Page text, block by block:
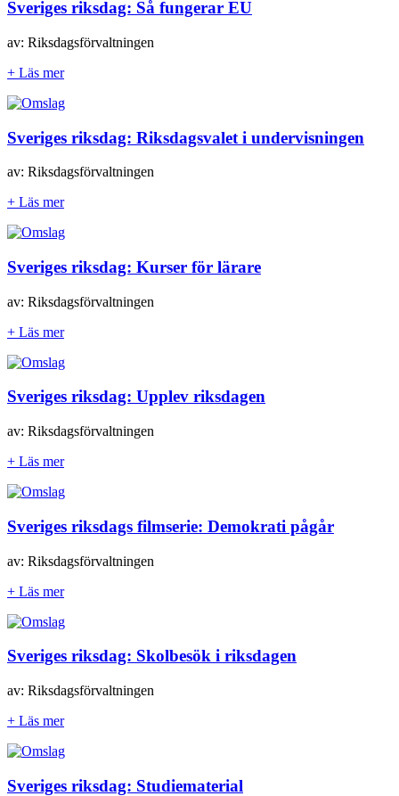
Sveriges riksdag: Så fungerar EU
av: Riksdagsförvaltningen
+ Läs mer
Sveriges riksdag: Riksdagsvalet i undervisningen
av: Riksdagsförvaltningen
+ Läs mer
Sveriges riksdag: Kurser för lärare
av: Riksdagsförvaltningen
+ Läs mer
Sveriges riksdag: Upplev riksdagen
av: Riksdagsförvaltningen
+ Läs mer
Sveriges riksdags filmserie: Demokrati pågår
av: Riksdagsförvaltningen
+ Läs mer
Sveriges riksdag: Skolbesök i riksdagen
av: Riksdagsförvaltningen
+ Läs mer
Sveriges riksdag: Studiematerial